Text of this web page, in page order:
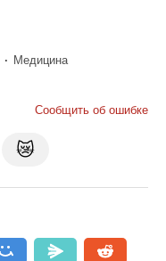
Медицина
Сообщить об ошибке
😿